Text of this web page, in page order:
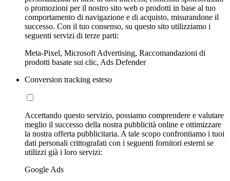
o promozioni per il nostro sito web o prodotti in base al tuo
comportamento di navigazione e di acquisto, misurandone il
successo. Con il tuo consenso, su questo sito utilizziamo i
seguenti servizi di terze parti:
Meta-Pixel, Microsoft Advertising, Raccomandazioni di
prodotti basate sui clic, Ads Defender
Conversion tracking esteso
Accettando questo servizio, possiamo comprendere e valutare
meglio il successo della nostra pubblicità online e ottimizzare
la nostra offerta pubblicitaria. A tale scopo confrontiamo i tuoi
dati personali crittografati con i seguenti fornitori esterni se
utilizzi già i loro servizi:
Google Ads